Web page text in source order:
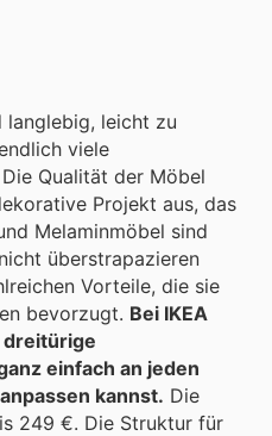
langlebig, leicht zu
viele
Qualität der Möbel
Projekt aus, das
Melaminmöbel sind
überstrapazieren
Vorteile, die sie
bevorzugt. Bei IKEA
einfach an jeden
kannst. Die
249 €. Die Struktur für